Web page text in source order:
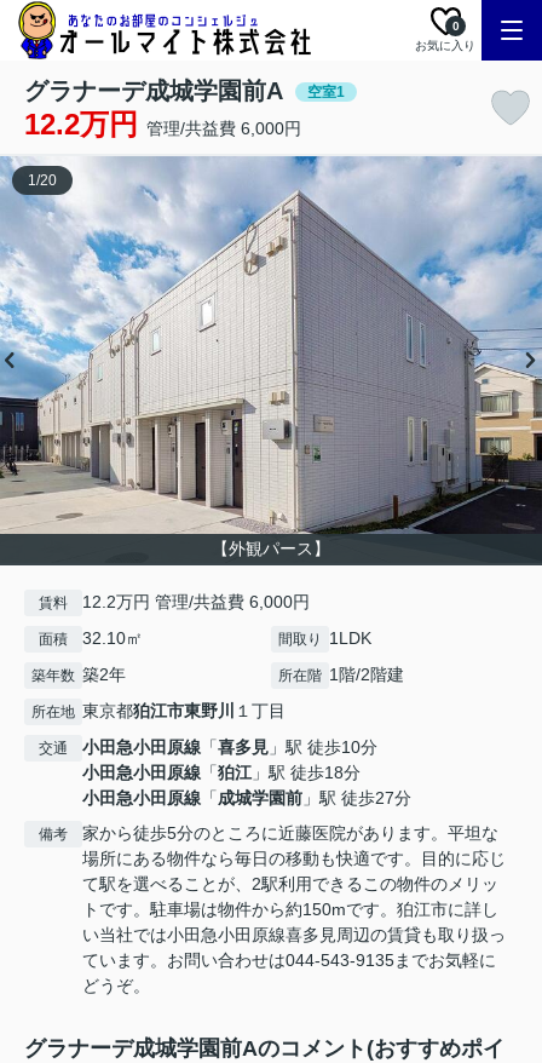
お気に入り
0
グラナーデ成城学園前A 空室1
12.2万円 管理/共益費 6,000円
【外観パース】
1/20
賃料 12.2万円 管理/共益費 6,000円
面積 32.10㎡ 間取り 1LDK
築年数 築2年 所在階 1階/2階建
所在地 東京都狛江市東野川 １丁目
交通 小田急小田原線 「喜多見 」駅 徒歩10分
小田急小田原線 「狛江」駅 徒歩18分
小田急小田原線 「成城学園前 」駅 徒歩27分
備考
家から徒歩5分のところに近藤医院があります。平坦な
場所にある物件なら毎日の移動も快適です。目的に応じ
て駅を選べることが、2駅利用できるこの物件のメリッ
トです。駐車場は物件から約150mです。狛江市に詳し
い当社では小田急小田原線喜多見周辺の賃貸も取り扱っ
ています。お問い合わせは044-543-9135までお気軽に
どうぞ。
グラナーデ成城学園前Aのコメント(おすすめポイ